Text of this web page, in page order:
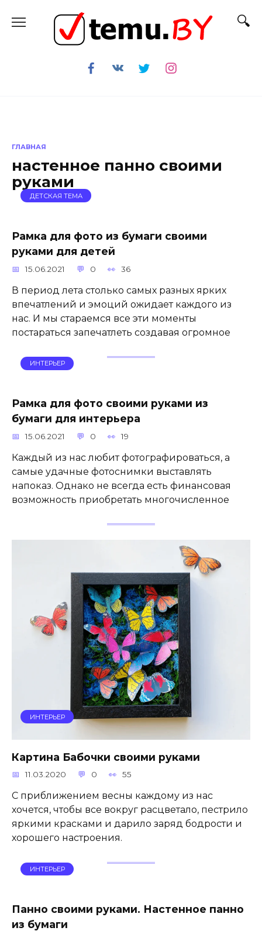
содержанию
ГЛАВНАЯ
настенное панно своими
руками
ДЕТСКАЯ ТЕМА
Рамка для фото из бумаги своими
руками для детей
15.06.2021 0 36
В период лета столько самых разных ярких
впечатлений и эмоций ожидает каждого из
нас. И мы стараемся все эти моменты
постараться запечатлеть создавая огромное
ИНТЕРЬЕР
Рамка для фото своими руками из
бумаги для интерьера
15.06.2021 0 19
Каждый из нас любит фотографироваться, а
самые удачные фотоснимки выставлять
напоказ. Однако не всегда есть финансовая
возможность приобретать многочисленное
ИНТЕРЬЕР
Картина Бабочки своими руками
11.03.2020 0 55
С приближением весны каждому из нас
хочется, чтобы все вокруг расцветало, пестрило
яркими красками и дарило заряд бодрости и
хорошего настроения.
ИНТЕРЬЕР
Панно своими руками. Настенное панно
из бумаги